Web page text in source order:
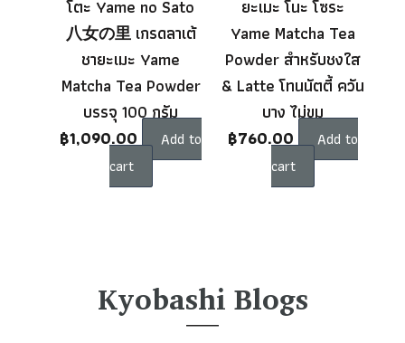
โตะ Yame no Sato
八女の里 เกรดลาเต้
ชายะเมะ Yame
Matcha Tea Powder
บรรจุ 100 กรัม
฿1,090.00
Add to
cart
ยะเมะ โนะ โซระ
Yame Matcha Tea
Powder สำหรับชงใส
& Latte โทนนัตตี้ ควัน
บาง ไม่ขม
฿760.00
Add to
cart
Kyobashi Blogs